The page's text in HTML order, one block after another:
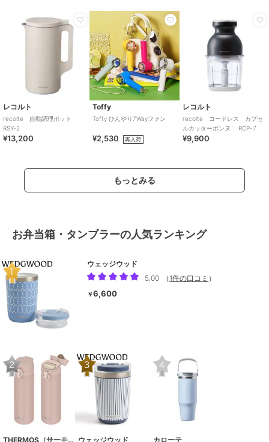
レコルト
recolte 自動調理ポット
RSY-2
¥13,200
Toffy
Toffy ひんやり7Wayファン
¥2,530 再入荷
レコルト
recolte コードレス カプセ
ルカッターボンヌ RCP-7
¥9,900
もっとみる
お弁当箱・タンブラーの人気ランキング
ウェッジウッド
5.00
（ 1件の口コミ ）
￥6,600
THERMOS（サーモス） ウェッジウッド カローテ